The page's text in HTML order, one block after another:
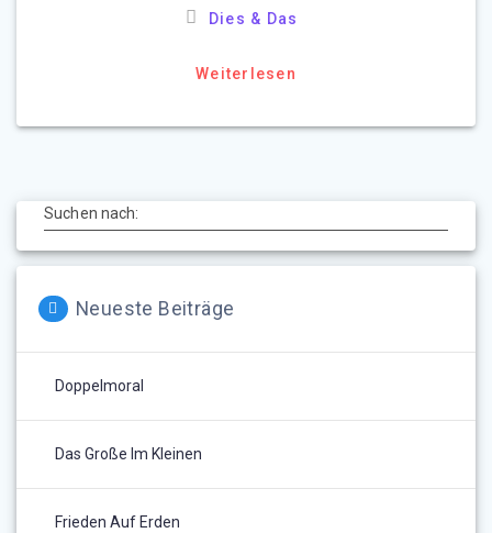
Dies & Das
Weiterlesen
Suchen nach:
Neueste Beiträge
Doppelmoral
Das Große Im Kleinen
Frieden Auf Erden